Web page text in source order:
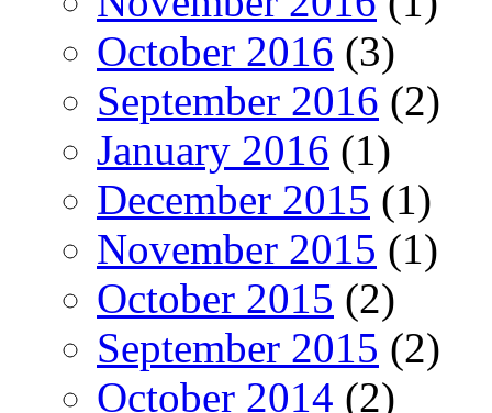
October 2016 (3)
September 2016 (2)
January 2016 (1)
December 2015 (1)
November 2015 (1)
October 2015 (2)
September 2015 (2)
October 2014 (2)